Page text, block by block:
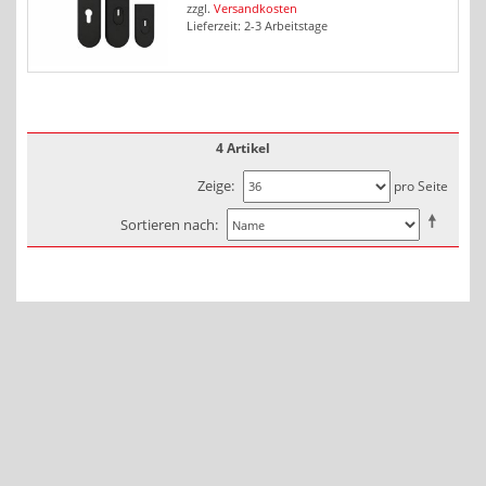
zzgl. Versandkosten
Lieferzeit: 2-3 Arbeitstage
4 Artikel
Zeige pro Seite
Sortieren nach